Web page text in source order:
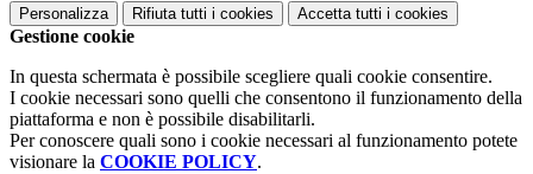
Personalizza Rifiuta tutti i cookies Accetta tutti i cookies
Gestione cookie
In questa schermata è possibile scegliere quali cookie consentire.
I cookie necessari sono quelli che consentono il funzionamento della
piattaforma e non è possibile disabilitarli.
Per conoscere quali sono i cookie necessari al funzionamento potete
visionare la COOKIE POLICY.